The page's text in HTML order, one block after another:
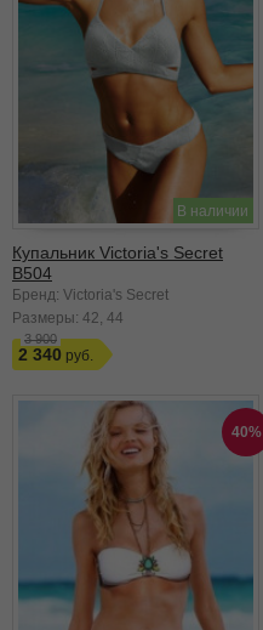
В наличии
Купальник Victoria's Secret
B504
Бренд: Victoria's Secret
Размеры: 42 44
3 900
2 340
40%